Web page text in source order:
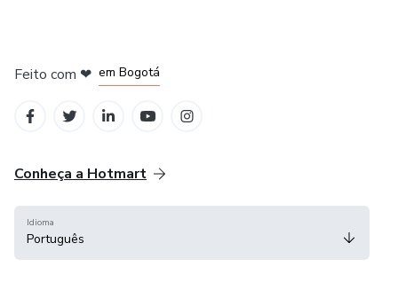
Feito com ❤ em Bogotá
Conheça a Hotmart
Idioma
Português